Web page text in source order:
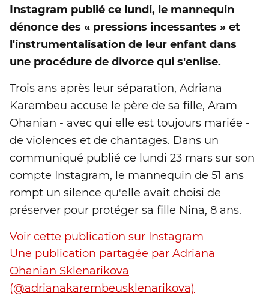
Instagram publié ce lundi, le mannequin
dénonce des « pressions incessantes » et
l'instrumentalisation de leur enfant dans
une procédure de divorce qui s'enlise.
Trois ans après leur séparation, Adriana
Karembeu accuse le père de sa fille, Aram
Ohanian - avec qui elle est toujours mariée -
de violences et de chantages. Dans un
communiqué publié ce lundi 23 mars sur son
compte Instagram, le mannequin de 51 ans
rompt un silence qu'elle avait choisi de
préserver pour protéger sa fille Nina, 8 ans.
Voir cette publication sur Instagram
Une publication partagée par Adriana
Ohanian Sklenarikova
(@adrianakarembeusklenarikova)